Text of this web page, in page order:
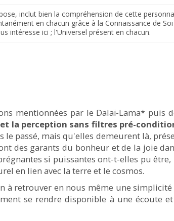
inclut bien la compréhension de cette
en chacun grâce à la Connaissance de
intéresse ici ; l'Universel présent en chacun.
mentionnées par le Dalaï-Lama* puis
la perception sans filtres pré-
passé, mais qu'elles demeurent là,
des garants du bonheur et de la joie
si puissantes ont-t-elles pu
en lien avec la terre et le cosmos.
à retrouver en nous même une
se rendre disponible à une écoute